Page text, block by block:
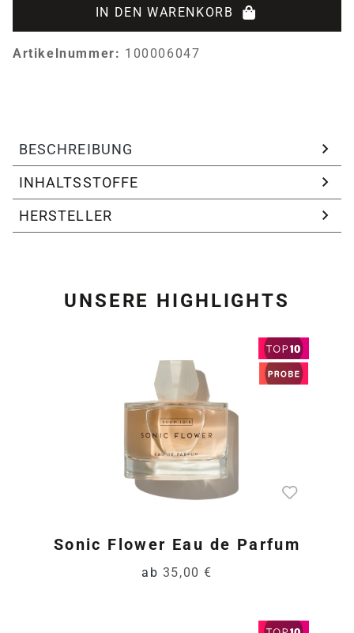
IN DEN WARENKORB
Artikelnummer: 100006047
BESCHREIBUNG
INHALTSSTOFFE
HERSTELLER
UNSERE HIGHLIGHTS
Sonic Flower Eau de Parfum
ab 35,00 €